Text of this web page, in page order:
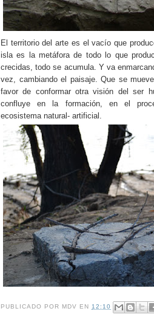
El territorio del arte es el vacío que
isla es la metáfora de todo lo que
crecidas, todo se acumula. Y va
vez, cambiando el paisaje. Que se
favor de conformar otra visión del ser
confluye en la formación, en el
ecosistema natural- artificial.
PUBLICADO POR MDV EN12:10